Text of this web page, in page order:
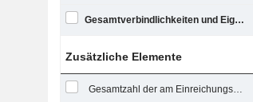
Gesamtverbindlichkeiten und Eigenkapital
Zusätzliche Elemente
Gesamtzahl der am Einreichungsdatum ausstehenden Aktien